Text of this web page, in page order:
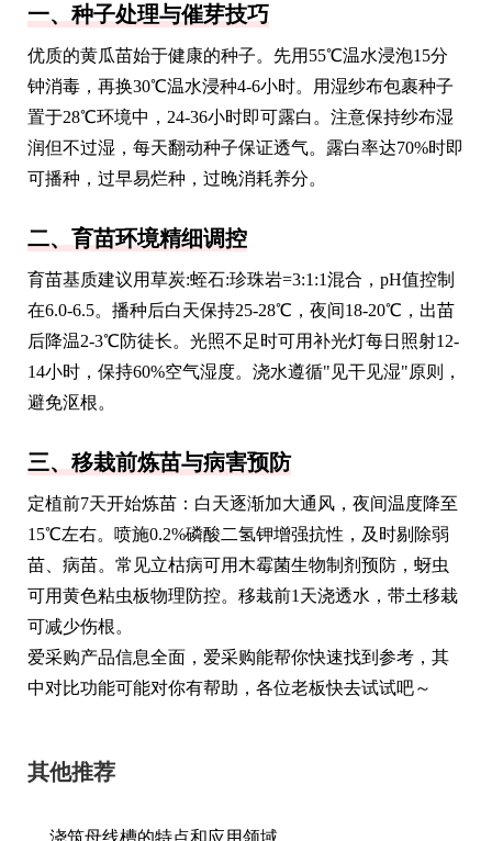
一、种子处理与催芽技巧
优质的黄瓜苗始于健康的种子。先用55℃温水浸泡15分
钟消毒，再换30℃温水浸种4-6小时。用湿纱布包裹种子
置于28℃环境中，24-36小时即可露白。注意保持纱布湿
润但不过湿，每天翻动种子保证透气。露白率达70%时即
可播种，过早易烂种，过晚消耗养分。
二、育苗环境精细调控
育苗基质建议用草炭:蛭石:珍珠岩=3:1:1混合，pH值控制
在6.0-6.5。播种后白天保持25-28℃，夜间18-20℃，出苗
后降温2-3℃防徒长。光照不足时可用补光灯每日照射12-
14小时，保持60%空气湿度。浇水遵循"见干见湿"原则，
避免沤根。
三、移栽前炼苗与病害预防
定植前7天开始炼苗：白天逐渐加大通风，夜间温度降至
15℃左右。喷施0.2%磷酸二氢钾增强抗性，及时剔除弱
苗、病苗。常见立枯病可用木霉菌生物制剂预防，蚜虫
可用黄色粘虫板物理防控。移栽前1天浇透水，带土移栽
可减少伤根。
爱采购产品信息全面，爱采购能帮你快速找到参考，其
中对比功能可能对你有帮助，各位老板快去试试吧～
其他推荐
浇筑母线槽的特点和应用领域